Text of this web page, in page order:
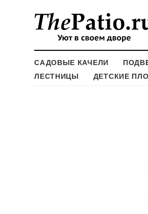
САДОВЫЕ КАЧЕЛИ
ЛЕСТНИЦЫ
ДЕТСКИЕ